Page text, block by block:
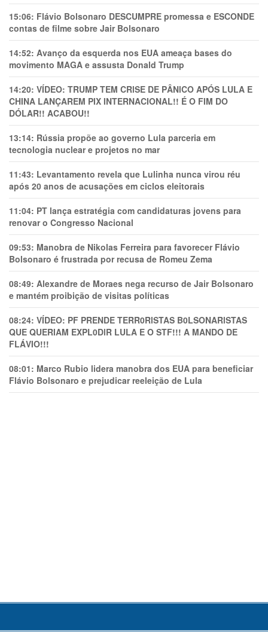
15:06: Flávio Bolsonaro DESCUMPRE promessa e ESCONDE
contas de filme sobre Jair Bolsonaro
14:52: Avanço da esquerda nos EUA ameaça bases do
movimento MAGA e assusta Donald Trump
14:20: VÍDEO: TRUMP TEM CRlSE DE PÂNlCO APÓS LULA E
CHINA LANÇAREM PIX INTERNACIONAL!! É O FIM DO
DÓLAR!! ACABOU!!
13:14: Rússia propõe ao governo Lula parceria em
tecnologia nuclear e projetos no mar
11:43: Levantamento revela que Lulinha nunca virou réu
após 20 anos de acusações em ciclos eleitorais
11:04: PT lança estratégia com candidaturas jovens para
renovar o Congresso Nacional
09:53: Manobra de Nikolas Ferreira para favorecer Flávio
Bolsonaro é frustrada por recusa de Romeu Zema
08:49: Alexandre de Moraes nega recurso de Jair Bolsonaro
e mantém proibição de visitas políticas
08:24: VÍDEO: PF PRENDE TERR0RlSTAS B0LSONARlSTAS
QUE QUERIAM EXPL0DlR LULA E O STF!!! A MANDO DE
FLÁVIO!!!
08:01: Marco Rubio lidera manobra dos EUA para beneficiar
Flávio Bolsonaro e prejudicar reeleição de Lula